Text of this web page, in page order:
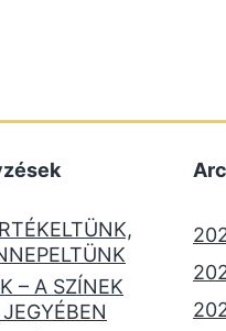
– A SZÍNEK